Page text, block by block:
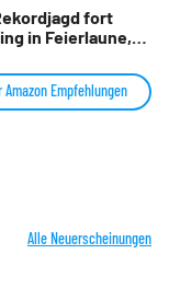
fort
in Feierlaune,
Amazon Empfehlungen
Alle Neuerscheinungen